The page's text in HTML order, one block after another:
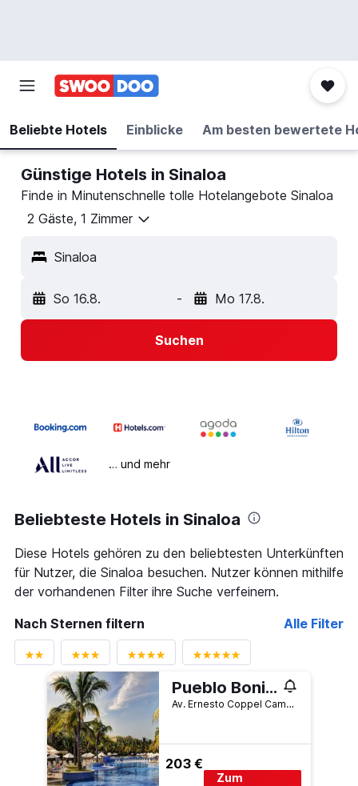
Beliebte Hotels Einblicke Am besten bewertete
Günstige Hotels in Sinaloa
Finde in Minutenschnelle tolle Hotelangebote Sinaloa
2 Gäste, 1 Zimmer
Sinaloa
So 16.8. - Mo 17.8.
Suchen
… und mehr
Beliebteste Hotels in Sinaloa
Diese Hotels gehören zu den beliebtesten Unterkünften
für Nutzer, die Sinaloa besuchen. Nutzer können mithilfe
der vorhandenen Filter ihre Suche verfeinern.
Nach Sternen filtern
Alle Filter
Pueblo Bonito Emerald Bay Resort & Spa
Av. Ernesto Coppel Campana 201, Mazatlán, Sinaloa, Mexiko
203 €
Zum